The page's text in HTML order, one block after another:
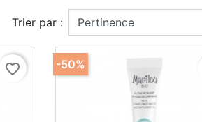
Trier par :
favorite_border -50%